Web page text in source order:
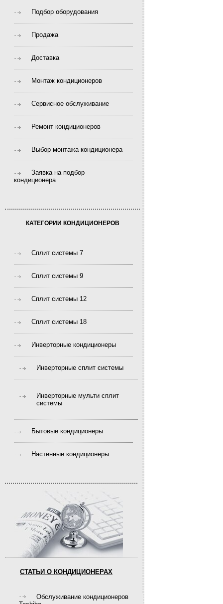
Подбор оборудования
Продажа
Доставка
Монтаж кондиционеров
Сервисное обслуживание
Ремонт кондиционеров
Выбор монтажа кондиционера
Заявка на подбор
кондиционера
КАТЕГОРИИ КОНДИЦИОНЕРОВ
Сплит системы 7
Сплит системы 9
Сплит системы 12
Сплит системы 18
Инверторные кондиционеры
Инверторные сплит системы
Инверторные мульти сплит
системы
Бытовые кондиционеры
Настенные кондиционеры
СТАТЬИ О КОНДИЦИОНЕРАХ
Обслуживание кондиционеров